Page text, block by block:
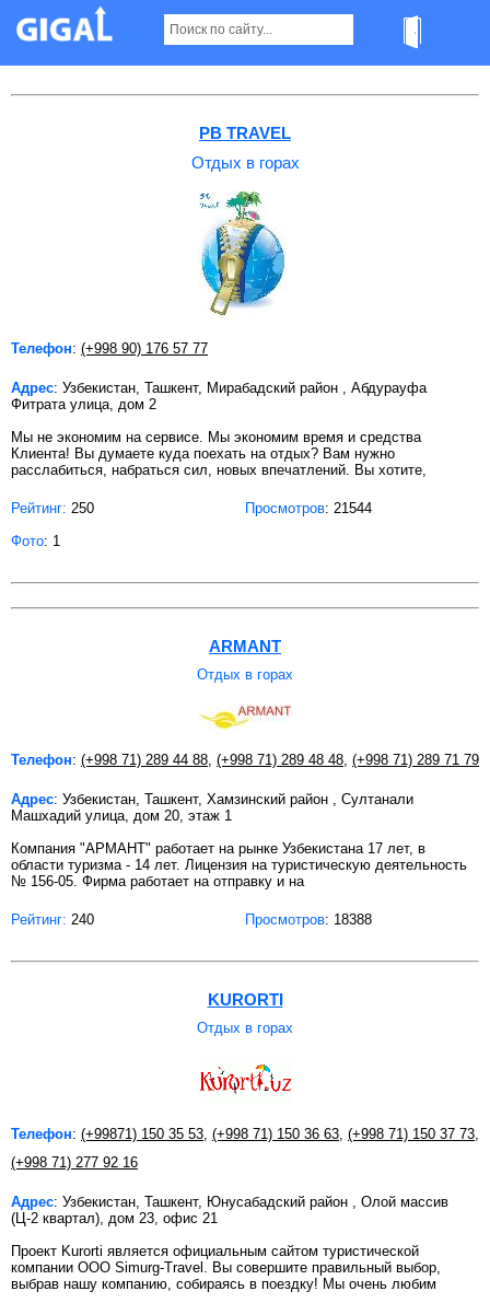
Отдых в горах в Ташкенте Страница 2
PB TRAVEL
Отдых в горах
Телефон: (+998 90) 176 57 77
Адрес: Узбекистан, Ташкент, Мирабадский район , Абдурауфа
Фитрата улица, дом 2
Мы не экономим на сервисе. Мы экономим время и средства
Клиента! Вы думаете куда поехать на отдых? Вам нужно
расслабиться, набраться сил, новых впечатлений. Вы хотите,
Рейтинг: 250 Просмотров: 21544
Фото: 1
ARMANT
Отдых в горах
Телефон: (+998 71) 289 44 88, (+998 71) 289 48 48, (+998 71) 289 71 79
Адрес: Узбекистан, Ташкент, Хамзинский район , Султанали
Машхадий улица, дом 20, этаж 1
Компания "АРМАНТ" работает на рынке Узбекистана 17 лет, в
области туризма - 14 лет. Лицензия на туристическую деятельность
№ 156-05. Фирма работает на отправку и на
Рейтинг: 240 Просмотров: 18388
KURORTI
Отдых в горах
Телефон: (+99871) 150 35 53, (+998 71) 150 36 63, (+998 71) 150 37 73,
(+998 71) 277 92 16
Адрес: Узбекистан, Ташкент, Юнусабадский район , Олой массив
(Ц-2 квартал), дом 23, офис 21
Проект Kurorti является официальным сайтом туристической
компании OOO Simurg-Travel. Вы совершите правильный выбор,
выбрав нашу компанию, собираясь в поездку! Мы очень любим